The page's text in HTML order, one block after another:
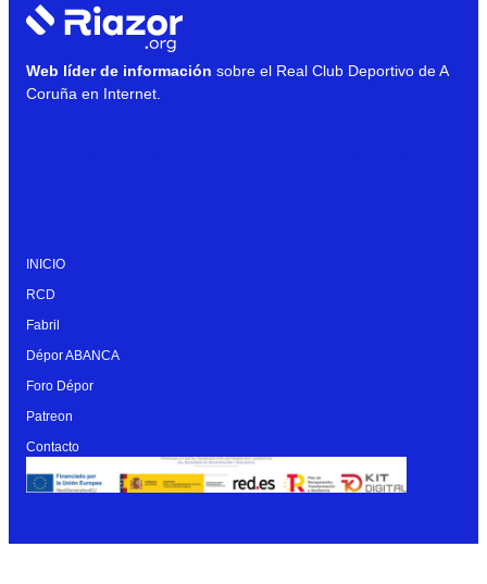
Web líder de información sobre el Real Club Deportivo de A
Coruña en Internet.
INICIO
RCD
Fabril
Dépor ABANCA
Foro Dépor
Patreon
Contacto